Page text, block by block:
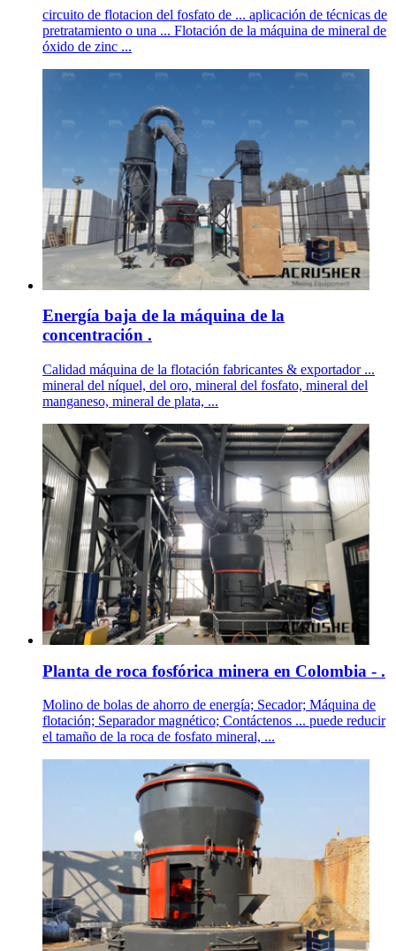
circuito de flotacion del fosfato de ... aplicación de técnicas de
pretratamiento o una ... Flotación de la máquina de mineral de
óxido de zinc ...
Energía baja de la máquina de la
concentración .
Calidad máquina de la flotación fabricantes & exportador ...
mineral del níquel, del oro, mineral del fosfato, mineral del
manganeso, mineral de plata, ...
Planta de roca fosfórica minera en Colombia - .
Molino de bolas de ahorro de energía; Secador; Máquina de
flotación; Separador magnético; Contáctenos ... puede reducir
el tamaño de la roca de fosfato mineral, ...